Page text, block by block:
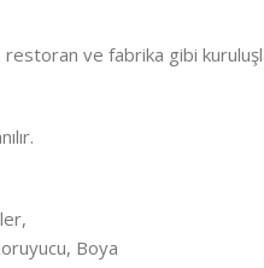
ve fabrika gibi
Boya